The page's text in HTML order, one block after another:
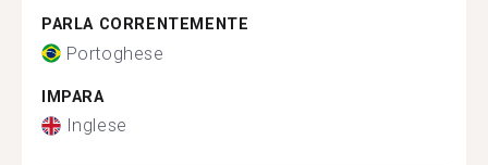
PARLA CORRENTEMENTE
Portoghese
IMPARA
Inglese